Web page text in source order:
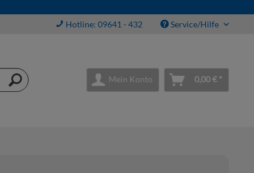
Hotline: 09641 - 432 Service/Hilfe
Mein Konto 0,00 € *